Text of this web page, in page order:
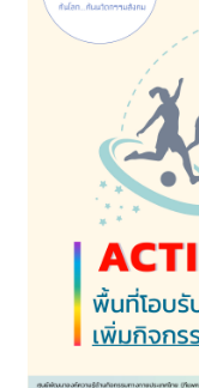
Goodbye
Mile: เริ่มสัปดา
ทางกาย